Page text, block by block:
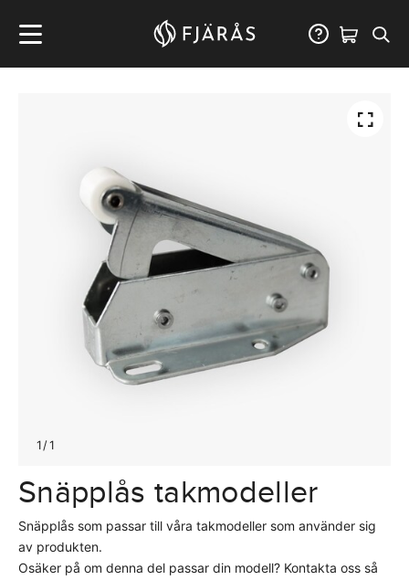
1/1
Snäpplås takmodeller
Snäpplås som passar till våra takmodeller som använder sig
av produkten.
Osäker på om denna del passar din modell? Kontakta oss så